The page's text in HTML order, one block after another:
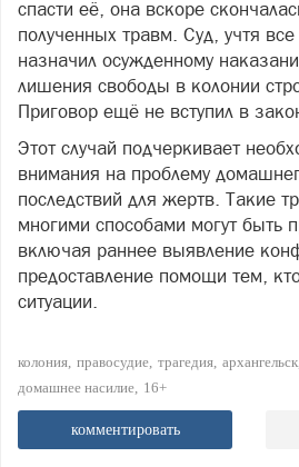
спасти её, она вскоре
полученных травм. Суд, учтя все
назначил осужденному
лишения свободы в колонии
Приговор ещё не вступил в
Этот случай подчеркивает
внимания на проблему
последствий для жертв. Такие
многими способами могут быть
включая раннее выявление
предоставление помощи тем,
ситуации.
колония правосудие трагедия архангельск
домашнее насилие 16+
комментировать